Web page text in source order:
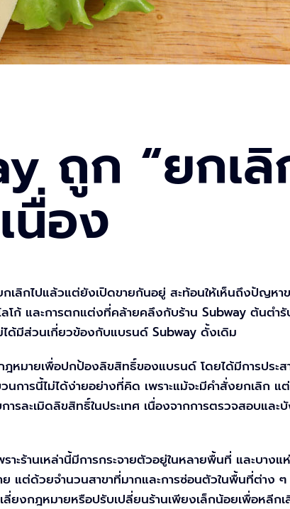
ถูก “ยกเ
นื่อง
เลิกไปแล้วแต่ยังเปิดขายกันอยู่ สะท้อนให้เห็นถึงปัญห
โก้ และการตกแต่งที่คล้ายคลึงกับร้าน Subway ต้นตำรั
ได้มีส่วนเกี่ยวข้องกับแบรนด์ Subway ดั้งเดิม
หมายเพื่อปกป้องลิขสิทธิ์ของแบรนด์ โดยได้มีการประส
การนี้ไม่ได้ง่ายอย่างที่คิด เพราะแม้จะมีคำสั่งยกเลิก แ
รละเมิดลิขสิทธิ์ในประเทศ เนื่องจากการตรวจสอบแล
ะร้านเหล่านี้มีการกระจายตัวอยู่ในหลายพื้นที่ และบาง
ต่ด้วยจำนวนสาขาที่มากและการซ่อนตัวในพื้นที่ต่าง ๆ
ยงกฎหมายหรือปรับเปลี่ยนร้านเพียงเล็กน้อยเพื่อหลีก